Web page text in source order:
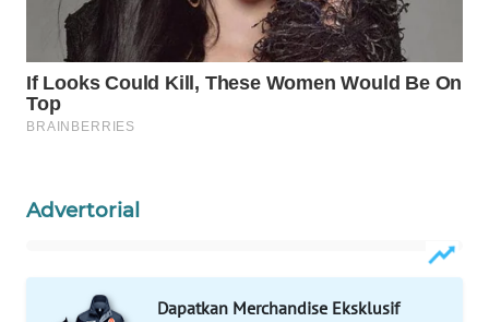
Advertorial
Dapatkan Merchandise Eksklusif
WAHANA
TRAVEL
WAHANA
TV
ID
CO ID